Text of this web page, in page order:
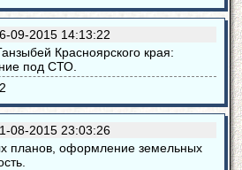
09-2015 14:13:22
Красноярского края:
под СТО.
08-2015 23:03:26
планов, оформление земельных